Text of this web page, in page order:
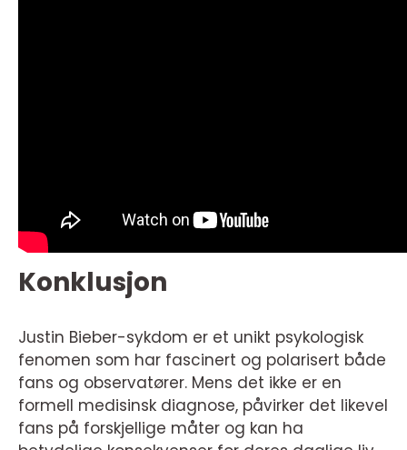
Konklusjon
Justin Bieber-sykdom er et unikt psykologisk
fenomen som har fascinert og polarisert både
fans og observatører. Mens det ikke er en
formell medisinsk diagnose, påvirker det likevel
fans på forskjellige måter og kan ha